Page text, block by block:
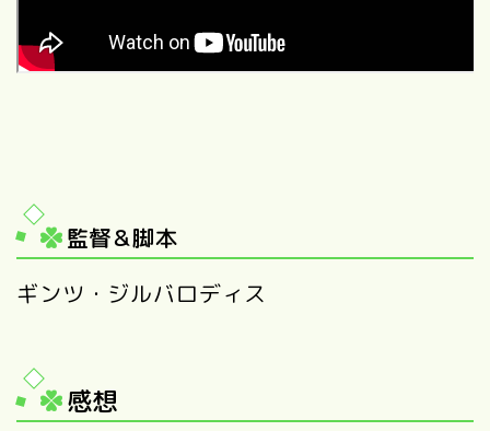
監督＆脚本
ギンツ・ジルバロディス
感想